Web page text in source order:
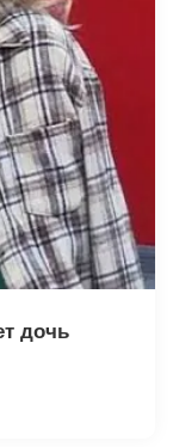
дочь